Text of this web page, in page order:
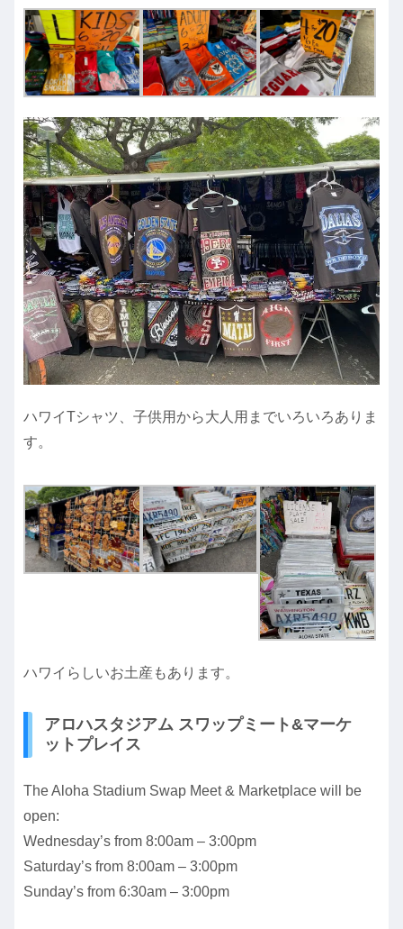
ハワイTシャツ、子供用から大人用までいろいろありま
す。
ハワイらしいお土産もあります。
アロハスタジアム スワップミート&マーケ
ットプレイス
The Aloha Stadium Swap Meet & Marketplace will be
open:
Wednesday’s from 8:00am – 3:00pm
Saturday’s from 8:00am – 3:00pm
Sunday’s from 6:30am – 3:00pm